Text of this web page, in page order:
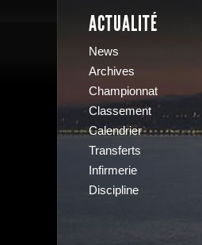
ACTUALITÉ
News
Archives
Championnat
Classement
Calendrier
Transferts
Infirmerie
Discipline